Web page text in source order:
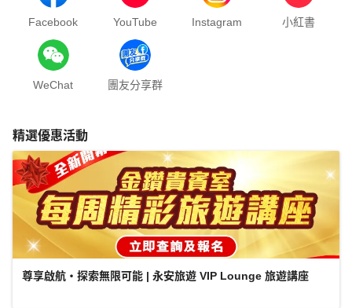
Facebook YouTube Instagram 小紅書
WeChat 團友分享群
精選優惠活動
尊享啟航・探索無限可能 | 永安旅遊 VIP Lounge 旅遊講座